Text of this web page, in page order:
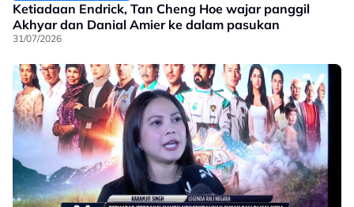
Ketiadaan Endrick, Tan Cheng Hoe wajar panggil
Akhyar dan Danial Amier ke dalam pasukan
31/07/2026